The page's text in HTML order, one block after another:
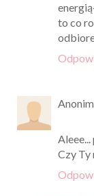
to co
Czy Ty